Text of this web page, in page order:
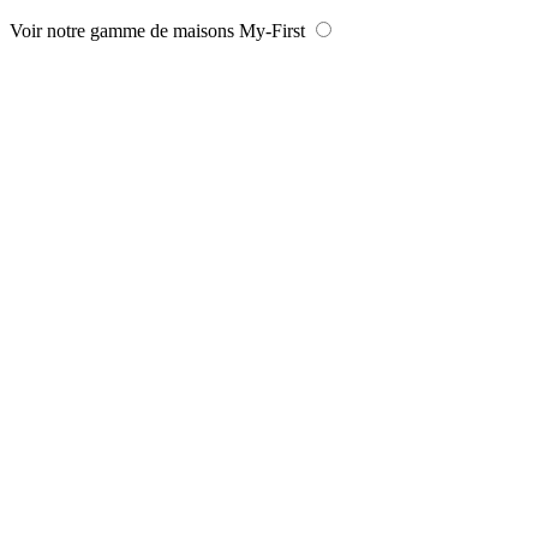
Voir notre gamme de maisons My-First